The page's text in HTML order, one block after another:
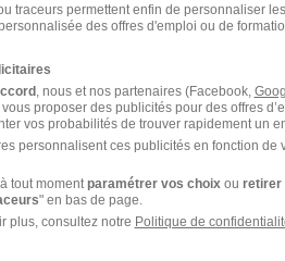
les-Bains - 70 Intérim 14,77 -
Traiteur Vendeur
Retail France
traceurs permettent enfin de personnaliser
des offres d'emploi ou de
, nous et nos partenaires (Facebook,
proposer des publicités pour des offres
vos probabilités de trouver rapidement un
personnalisent ces publicités en fonction de
tout moment paramétrer vos choix ou retirer
" en bas de page.
plus, consultez notre Politique de